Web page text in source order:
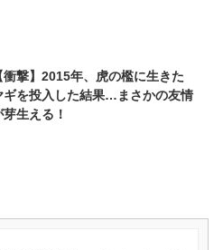
衝撃】2015年、虎の檻に生きた
ギを投入した結果…まさかの友情
芽生える！